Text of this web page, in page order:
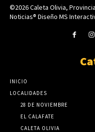
©2026 Caleta Olivia,
Noticias® Diseño MS
INICIO
LOCALIDADES
28 DE NOVIEMBRE
EL CALAFATE
CALETA OLIVIA